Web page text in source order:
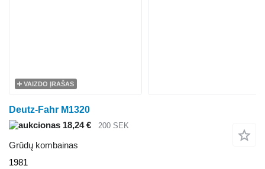
VAIZDO ĮRAŠAS
Deutz-Fahr M1320
18,24 €
200 SEK
Grūdų kombainas
1981